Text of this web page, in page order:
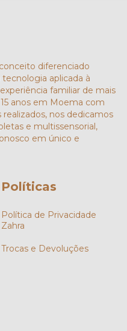
diferenciado
aplicada à
familiar de mais
anos em Moema com
nos dedicamos
e multissensorial,
em único e
Políticas
Política de Privacidade
Zahra
Trocas e Devoluções